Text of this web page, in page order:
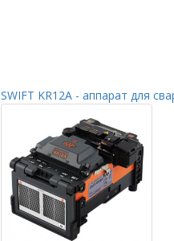
SWIFT KR12A - аппарат для